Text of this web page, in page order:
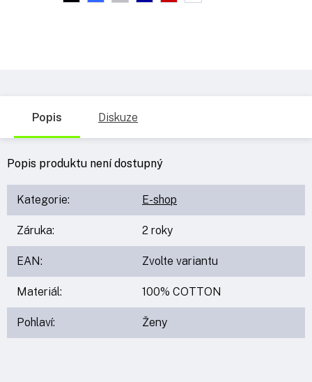
Popis Diskuze
Popis produktu není dostupný
Kategorie: E-shop
Záruka: 2 roky
EAN: Zvolte variantu
Materiál: 100% COTTON
Pohlaví: Ženy